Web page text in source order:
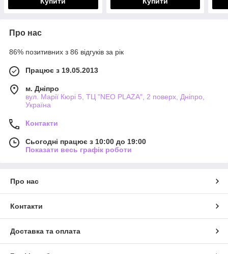
Про нас
86% позитивних з 86 відгуків за рік
Працює з 19.05.2013
м. Дніпро
вул. Марії Кюрі 5, ТЦ "NEO PLAZA", 2 поверх, Дніпро,
Україна
Контакти
Сьогодні працює з 10:00 до 19:00
Показати весь графік роботи
Про нас
Контакти
Доставка та оплата